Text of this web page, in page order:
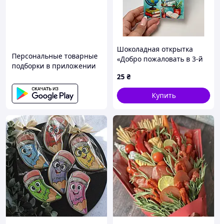
Персональные товарные
подборки в приложении
Шоколадная открытка
«Добро пожаловать в 3-й
шоколадкой сладкий
подарок ко Дню знаний
25 ₴
Купить